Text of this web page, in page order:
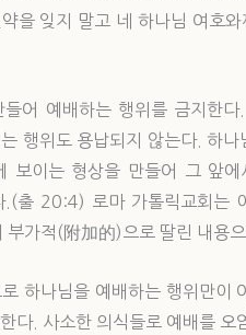
을 잊지 말고 네 하나님 여호
어 예배하는 행위를 금지한
행위도 용납되지 않는다. 하
보이는 형상을 만들어 그 앞
.(출 20:4) 로마 가톨릭교회는
부가적(附加的)으로 딸린 내용
하나님을 예배하는 행위만이
다. 사소한 의식들로 예배를 오